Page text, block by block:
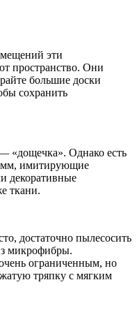
эти
пространство. Они
большие доски
сохранить
«дощечка». Однако есть
мм, имитирующие
декоративные
ткани.
достаточно пылесосить
микрофибры.
ограниченным, но
тряпку с мягким